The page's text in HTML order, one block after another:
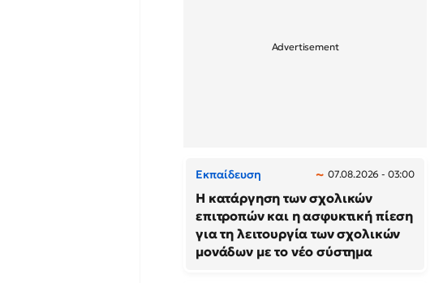
Εκπαίδευση 07.08.2026 - 03:00
Η κατάργηση των σχολικών
επιτροπών και η ασφυκτική πίεση
για τη λειτουργία των σχολικών
μονάδων με το νέο σύστημα